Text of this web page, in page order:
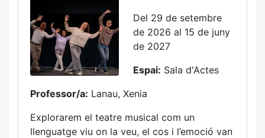
Del 29 de setembre
de 2026 al 15 de juny
de 2027
Espai: Sala d'Actes
Professor/a: Lanau, Xenia
Explorarem el teatre musical com un
llenguatge viu on la veu, el cos i l’emoció van